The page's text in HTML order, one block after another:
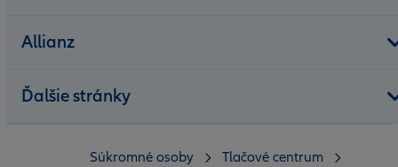
Allianz
Ďalšie stránky
Súkromné osoby
Tlačové centrum